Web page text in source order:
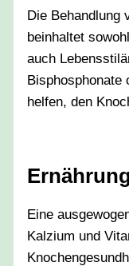
Die Behandlung
beinhaltet
auch
Bisphosphonate
helfen, den
Eine
Kalzium und